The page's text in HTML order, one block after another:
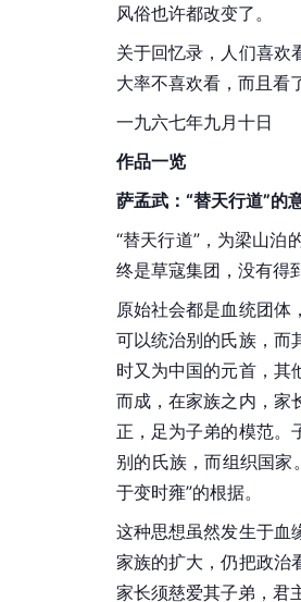
风俗也许都改变了。
关于回忆录，人们喜欢
大率不喜欢看，而且看
一九六七年九月十日
作品一览
萨孟武：“替天行道”的
“替天行道”，为梁山泊
终是草寇集团，没有得
原始社会都是血统团体
可以统治别的氏族，而
时又为中国的元首，其
而成，在家族之内，家
正，足为子弟的模范。
别的氏族，而组织国家
于变时雍”的根据。
这种思想虽然发生于血
家族的扩大，仍把政治
家长须慈爱其子弟，君